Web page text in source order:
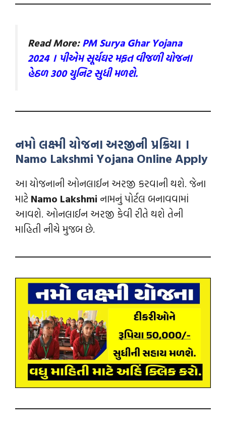
Read More:PM Surya Ghar Yojana
2024 । પીએમ સૂર્યઘર મફત વીજળી યોજના
હેઠળ 300 યુનિટ સુધી મળશે.
નમો લક્ષ્મી યોજના અરજીની પ્રક્રિયા ।
Namo Lakshmi Yojana Online Apply
આ યોજનાની ઓનલાઈન અરજી કરવાની થશે. જેના
માટે Namo Lakshmi નામનું પોર્ટલ બનાવવામાં
આવશે. ઓનલાઈન અરજી કેવી રીતે થશે તેની
માહિતી નીચે મુજબ છે.